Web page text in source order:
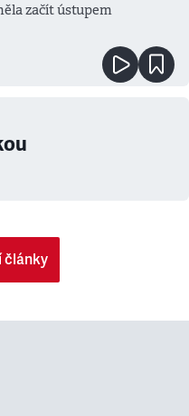
začít ústupem
články